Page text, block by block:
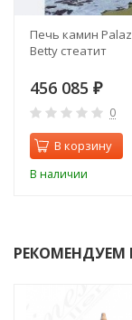
Печь камин
Betty стеатит
456 085 ₽
0
В корзину
В наличии
РЕКОМЕНДУЕМ